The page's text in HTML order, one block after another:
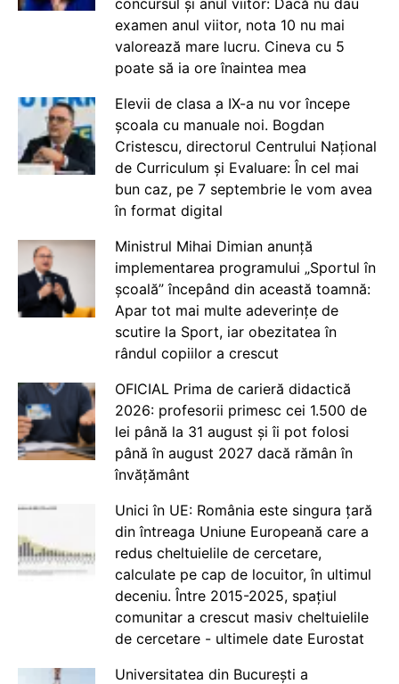
examen anul viitor, nota 10 nu mai
valorează mare lucru. Cineva cu 5
poate să ia ore înaintea mea
Elevii de clasa a IX-a nu vor începe
școala cu manuale noi. Bogdan
Cristescu, directorul Centrului Național
de Curriculum și Evaluare: În cel mai
bun caz, pe 7 septembrie le vom avea
în format digital
Ministrul Mihai Dimian anunță
implementarea programului „Sportul în
școală” începând din această toamnă:
Apar tot mai multe adeverințe de
scutire la Sport, iar obezitatea în
rândul copiilor a crescut
OFICIAL Prima de carieră didactică
2026: profesorii primesc cei 1.500 de
lei până la 31 august și îi pot folosi
până în august 2027 dacă rămân în
învățământ
Unici în UE: România este singura țară
din întreaga Uniune Europeană care a
redus cheltuielile de cercetare,
calculate pe cap de locuitor, în ultimul
deceniu. Între 2015-2025, spațiul
comunitar a crescut masiv cheltuielile
de cercetare - ultimele date Eurostat
Universitatea din București a